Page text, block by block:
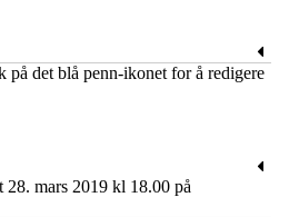
det blå penn-ikonet for å redigere
mars 2019 kl 18.00 på